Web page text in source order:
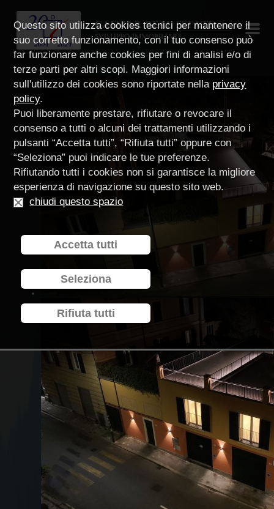
Questo sito utilizza cookies tecnici per mantenere il
suo corretto funzionamento, con il tuo consenso può
far funzionare anche cookies per fini di analisi e/o di
terze parti per altri scopi. Maggiori informazioni
sull'utilizzo dei cookies sono riportate nella privacy
policy.
Puoi liberamente prestare, rifiutare o revocare il
consenso a tutti o alcuni dei trattamenti utilizzando i
pulsanti “Accetta tutti”, “Rifiuta tutti” oppure con
“Seleziona” puoi indicare le tue preferenze.
Rifiutando tutti i cookies non si garantisce la migliore
esperienza di navigazione su questo sito web.
chiudi questo spazio
Accetta tutti
Seleziona
Rifiuta tutti